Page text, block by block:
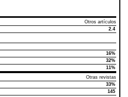
Otros artículos
2.4
16%
32%
11%
Otras revistas
33%
145